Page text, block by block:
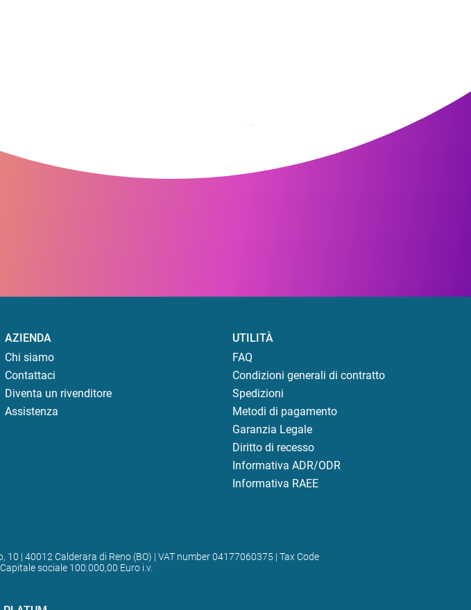
AZIENDA
Chi siamo
Contattaci
Diventa un rivenditore
Assistenza
UTILITÀ
FAQ
Condizioni generali di contratto
Spedizioni
Metodi di pagamento
Garanzia Legale
Diritto di recesso
Informativa ADR/ODR
Informativa RAEE
| 40012 Calderara di Reno (BO) | VAT number 04177060375 | Tax Code
sociale 100.000,00 Euro i.v.